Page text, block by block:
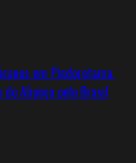
em Pindoretama.
Aliança pelo Brasil